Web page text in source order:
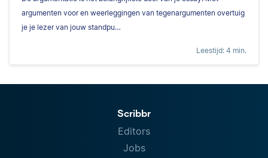
argumenten voor en weerleggingen van tegenargumenten overtuig
je je lezer van jouw standpu…
Leestijd: 4 min.
Scribbr
Editors
Jobs